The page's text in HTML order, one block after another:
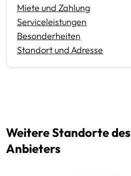
Miete und Zahlung
Serviceleistungen
Besonderheiten
Standort und Adresse
Weitere Standorte des
Anbieters